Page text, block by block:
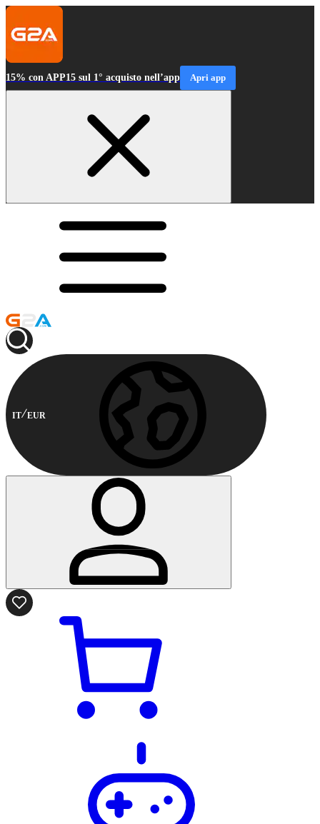
15% con APP15 sul 1° acquisto nell’app Apri app
IT EUR